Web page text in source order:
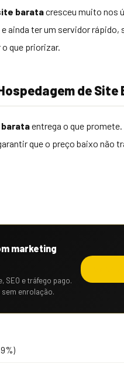
baratacresceu muito nos
ainda ter um servidor rápido,
que priorizar.
de
entrega o que
que o preço baixo não
marketing
SEO e tráfego pago.
enrolação.